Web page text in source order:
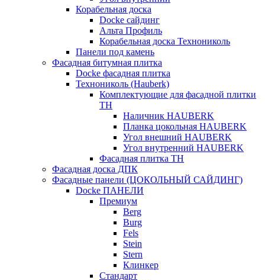
Корабельная доска
Docke сайдинг
Альта Профиль
Корабельная доска Технониколь
Панели под камень
Фасадная битумная плитка
Docke фасадная плитка
Технониколь (Hauberk)
Комплектующие для фасадной плитки
ТН
Наличник HAUBERK
Планка цокольная HAUBERK
Угол внешний HAUBERK
Угол внутренний HAUBERK
Фасадная плитка ТН
Фасадная доска ДПК
Фасадные панели (ЦОКОЛЬНЫЙ САЙДИНГ)
Docke ПАНЕЛИ
Премиум
Berg
Burg
Fels
Stein
Stern
Клинкер
Стандарт